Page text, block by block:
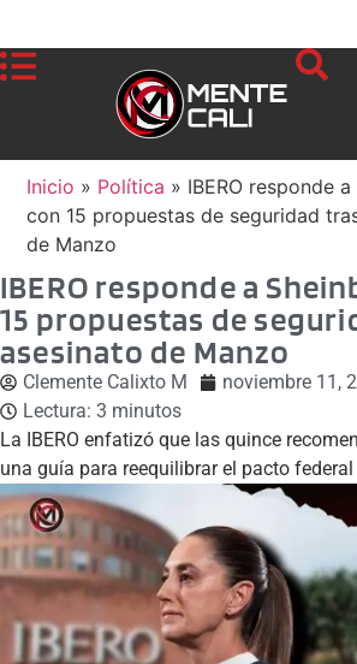
Inicio » Política » IBERO responde
con 15 propuestas de seguridad
de Manzo
IBERO responde a
15 propuestas de
asesinato de Manzo
Clemente Calixto M noviembre 11,
Lectura: 3 minutos
La IBERO enfatizó que las quince
una guía para reequilibrar el pacto